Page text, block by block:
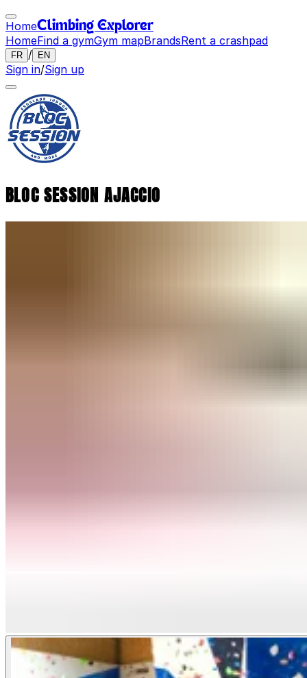
HomeClimbing Explorer
HomeFind a gymGym mapBrandsRent a crashpad
FR / EN
Sign in/Sign up
BLOC SESSION AJACCIO